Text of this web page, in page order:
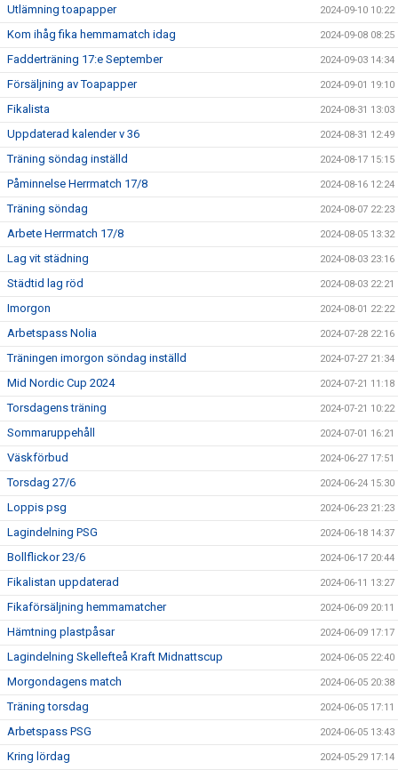
Utlämning toapapper 2024-09-10 10:22
Kom ihåg fika hemmamatch idag 2024-09-08 08:25
Fadderträning 17:e September 2024-09-03 14:34
Försäljning av Toapapper 2024-09-01 19:10
Fikalista 2024-08-31 13:03
Uppdaterad kalender v 36 2024-08-31 12:49
Träning söndag inställd 2024-08-17 15:15
Påminnelse Herrmatch 17/8 2024-08-16 12:24
Träning söndag 2024-08-07 22:23
Arbete Herrmatch 17/8 2024-08-05 13:32
Lag vit städning 2024-08-03 23:16
Städtid lag röd 2024-08-03 22:21
Imorgon 2024-08-01 22:22
Arbetspass Nolia 2024-07-28 22:16
Träningen imorgon söndag inställd 2024-07-27 21:34
Mid Nordic Cup 2024 2024-07-21 11:18
Torsdagens träning 2024-07-21 10:22
Sommaruppehåll 2024-07-01 16:21
Väskförbud 2024-06-27 17:51
Torsdag 27/6 2024-06-24 15:30
Loppis psg 2024-06-23 21:23
Lagindelning PSG 2024-06-18 14:37
Bollflickor 23/6 2024-06-17 20:44
Fikalistan uppdaterad 2024-06-11 13:27
Fikaförsäljning hemmamatcher 2024-06-09 20:11
Hämtning plastpåsar 2024-06-09 17:17
Lagindelning Skellefteå Kraft Midnattscup 2024-06-05 22:40
Morgondagens match 2024-06-05 20:38
Träning torsdag 2024-06-05 17:11
Arbetspass PSG 2024-06-05 13:43
Kring lördag 2024-05-29 17:14